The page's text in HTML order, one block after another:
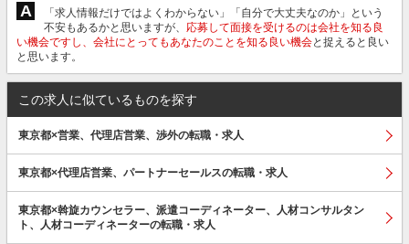
A
「求人情報だけではよくわからない」「自分で大丈夫なのか」という
不安もあるかと思いますが、 応募して面接を受けるのは会社を知る良
い機会ですし、会社にとってもあなたのことを知る良い機会と捉えると良い
と思います。
この求人に似ているものを探す
東京都×営業、代理店営業、渉外の転職・求人
東京都×代理店営業、パートナーセールスの転職・求人
東京都×斡旋カウンセラー、派遣コーディネーター、人材コンサルタン
ト、人材コーディネーターの転職・求人